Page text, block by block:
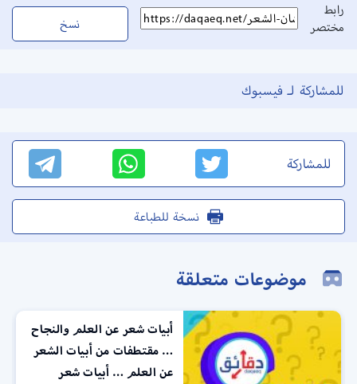
رابط
مختصر
نسخ
للمشاركة لـ فيسبوك
للمشاركة
نسخة للطباعة
موضوعات متعلقة
الشعر
“النبات السعيد”| قصة
المخدرات مع حضارات
كبرى | الحكاية في دقائق